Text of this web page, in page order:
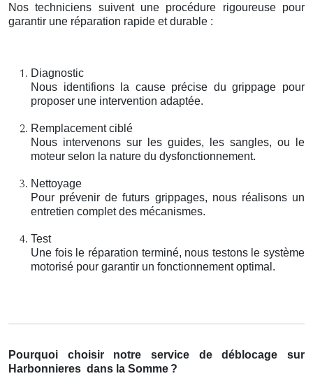
Nos techniciens suivent une procédure rigoureuse pour
garantir une réparation rapide et durable :
Diagnostic
Nous identifions la cause précise du grippage pour
proposer une intervention adaptée.
Remplacement ciblé
Nous intervenons sur les guides, les sangles, ou le
moteur selon la nature du dysfonctionnement.
Nettoyage
Pour prévenir de futurs grippages, nous réalisons un
entretien complet des mécanismes.
Test
Une fois le réparation terminé, nous testons le système
motorisé pour garantir un fonctionnement optimal.
Pourquoi choisir notre service de déblocage sur
Harbonnieres dans la Somme ?